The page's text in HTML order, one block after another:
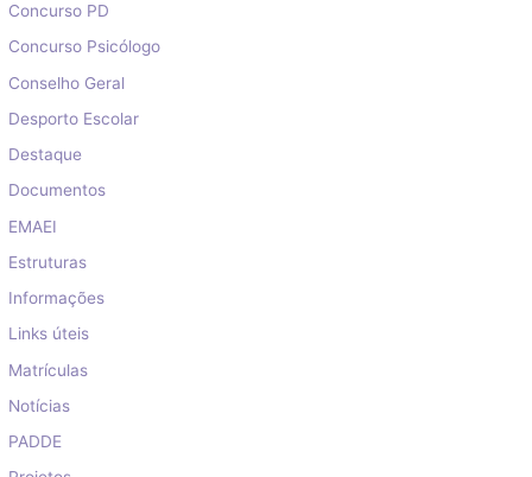
Concurso PD
Concurso Psicólogo
Conselho Geral
Desporto Escolar
Destaque
Documentos
EMAEI
Estruturas
Informações
Links úteis
Matrículas
Notícias
PADDE